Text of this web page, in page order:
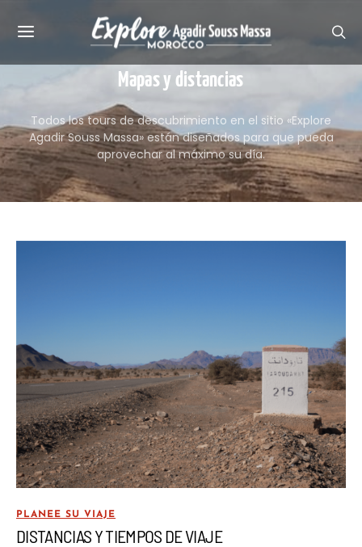
Mapas y distancias
Todos los tours de descubrimiento en el sitio «Explore
Agadir Souss Massa» están diseñados para que pueda
aprovechar al máximo su día.
PLANEE SU VIAJE
DISTANCIAS Y TIEMPOS DE VIAJE